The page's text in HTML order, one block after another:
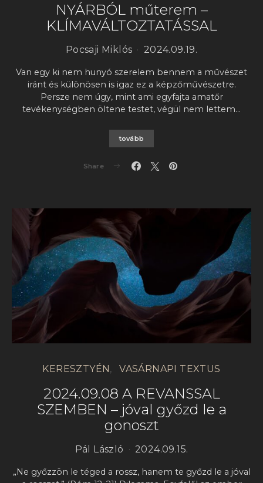
NYÁRBÓL műterem –
KLÍMAVÁLTOZTATÁSSAL
Pocsaji Miklós 2024.09.19.
Van egy ki nem hunyó szerelem bennem a művészet
iránt és különösen is igaz ez a képzőművészetre.
Persze nem úgy, mint ami egyfajta amatőr
tevékenységben öltene testet, végül nem lettem…
tovább
Share
KERESZTYÉN VASÁRNAPI TEXTUS
2024.09.08 A REVANSSAL
SZEMBEN – jóval győzd le a
gonoszt
Pál László 2024.09.15.
„Ne győzzön le téged a rossz, hanem te győzd le a jóval